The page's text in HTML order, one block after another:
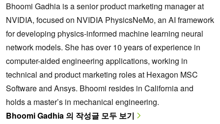
Bhoomi Gadhia is a senior product marketing manager at
NVIDIA, focused on NVIDIA PhysicsNeMo, an AI framework
for developing physics-informed machine learning neural
network models. She has over 10 years of experience in
computer-aided engineering applications, working in
technical and product marketing roles at Hexagon MSC
Software and Ansys. Bhoomi resides in California and
holds a master’s in mechanical engineering.
Bhoomi Gadhia 의 작성글 모두 보기